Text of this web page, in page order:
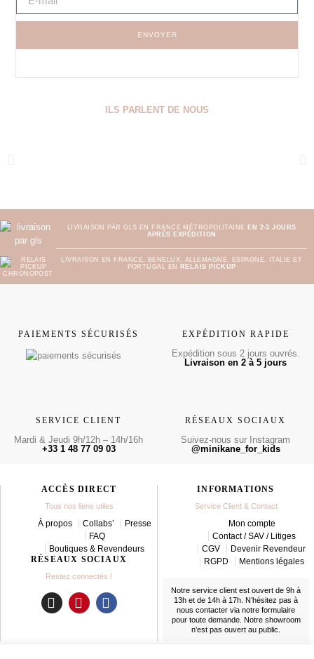
ENVOYER
ILS PARLENT DE NOUS
LIVRAISON PAR GLS EN FRANCE MÉTROPOLITAINE EN 2-3 JOURS
APRÈS EXPÉDITION
LIVRAISON EN FRANCE, BENELUX, ALLEMAGNE, ESPAGNE, ITALIE ET
PORTUGAL EN
RELAIS PICKUP
PAIEMENTS SÉCURISÉS EXPÉDITION RAPIDE
Expédition sous 2 jours ouvrés.
Livraison en 2 à 5 jours
SERVICE CLIENT
Mardi & Jeudi 9h/12h – 14h/16h
+33 1 48 77 09 03
RÉSEAUX SOCIAUX
Suivez-nous sur Instagram
@minikane_for_kids
ACCÈS DIRECT
Tous nos liens utiles
À propos Collabs’
Presse
FAQ
Boutiques & Revendeurs
RÉSEAUX SOCIAUX
Restez connectés !
I
P
F
INFORMATIONS
Service Client & Contact
Mon compte
Contact / SAV / Litiges
CGV
Devenir Revendeur
RGPD
Mentions légales
Notre service client est ouvert de 9h à
13h et de 14h à 17h. N’hésitez pas à
nous contacter via notre formulaire
pour toute demande. Notre showroom
n’est pas ouvert au public.